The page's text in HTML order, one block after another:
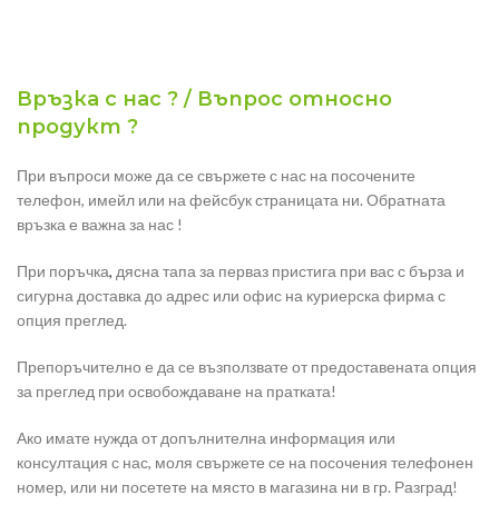
Връзка с нас ? / Въпрос относно
продукт ?
При въпроси може да се свържете с нас на посочените
телефон, имейл или на фейсбук страницата ни. Обратната
връзка е важна за нас !
При поръчка, дясна тапа за перваз пристига при вас с бърза и
сигурна доставка до адрес или офис на куриерска фирма с
опция преглед.
Препоръчително е да се възползвате от предоставената опция
за преглед при освобождаване на пратката!
Ако имате нужда от допълнителна информация или
консултация с нас, моля свържете се на посочения телефонен
номер, или ни посетете на място в магазина ни в гр. Разград!